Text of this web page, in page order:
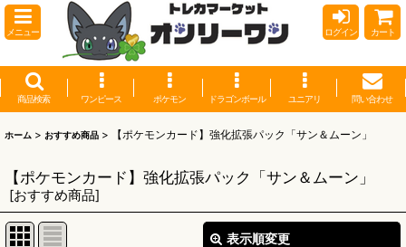
メニュー ログイン カート
商品検索 ワンピース ポケモン ドラゴンボール ユニアリ 問い合わせ
ホーム > おすすめ商品 > 【ポケモンカード】強化拡張パック「サン＆ムーン」
【ポケモンカード】強化拡張パック「サン＆ムーン」
[おすすめ商品]
表示順変更